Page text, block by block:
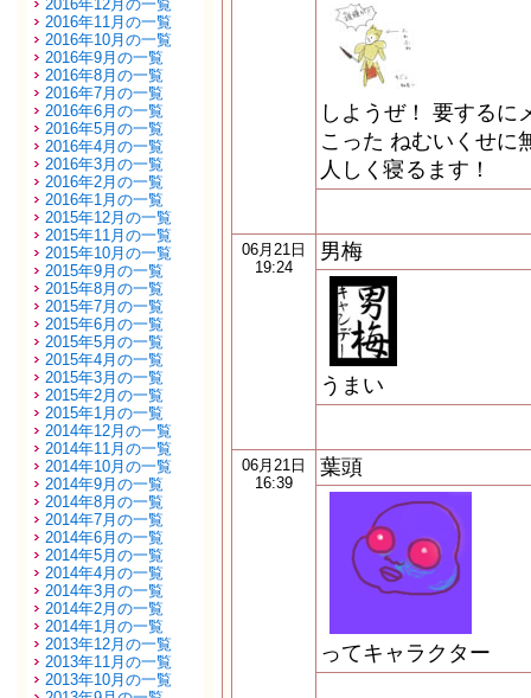
2016年12月の一覧
2016年11月の一覧
2016年10月の一覧
2016年9月の一覧
2016年8月の一覧
2016年7月の一覧
2016年6月の一覧
2016年5月の一覧
2016年4月の一覧
2016年3月の一覧
2016年2月の一覧
2016年1月の一覧
2015年12月の一覧
2015年11月の一覧
2015年10月の一覧
2015年9月の一覧
2015年8月の一覧
2015年7月の一覧
2015年6月の一覧
2015年5月の一覧
2015年4月の一覧
2015年3月の一覧
2015年2月の一覧
2015年1月の一覧
2014年12月の一覧
2014年11月の一覧
2014年10月の一覧
2014年9月の一覧
2014年8月の一覧
2014年7月の一覧
2014年6月の一覧
2014年5月の一覧
2014年4月の一覧
2014年3月の一覧
2014年2月の一覧
2014年1月の一覧
2013年12月の一覧
2013年11月の一覧
2013年10月の一覧
しようぜ！ 要するに
こった ねむいくせに
人しく寝るます！
06月21日
19:24
男梅
うまい
06月21日
16:39
葉頭
ってキャラクター